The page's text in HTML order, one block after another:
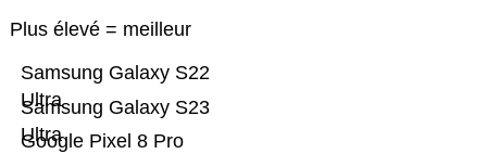
Plus élevé = meilleur
Google Pixel 8 Pro
Samsung Galaxy S23
Ultra
Samsung Galaxy S22
Ultra